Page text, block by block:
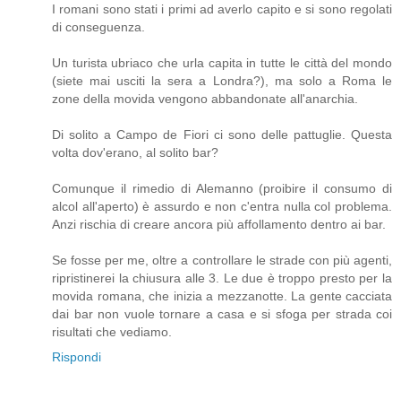
I romani sono stati i primi ad averlo capito e si sono regolati
di conseguenza.
Un turista ubriaco che urla capita in tutte le città del mondo
(siete mai usciti la sera a Londra?), ma solo a Roma le
zone della movida vengono abbandonate all'anarchia.
Di solito a Campo de Fiori ci sono delle pattuglie. Questa
volta dov'erano, al solito bar?
Comunque il rimedio di Alemanno (proibire il consumo di
alcol all'aperto) è assurdo e non c'entra nulla col problema.
Anzi rischia di creare ancora più affollamento dentro ai bar.
Se fosse per me, oltre a controllare le strade con più agenti,
ripristinerei la chiusura alle 3. Le due è troppo presto per la
movida romana, che inizia a mezzanotte. La gente cacciata
dai bar non vuole tornare a casa e si sfoga per strada coi
risultati che vediamo.
Rispondi